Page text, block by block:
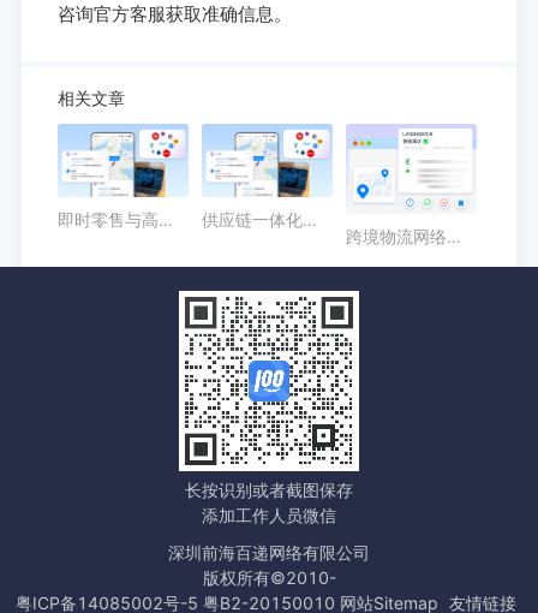
咨询官方客服获取准确信息。
相关文章
即时零售与高时效配送场景中，顺丰物流API的价值在哪里？
供应链一体化背景下，京东快递API接口有哪些业务价值？
跨境物流网络持续扩展，企业为什么需要提前建设API接入能力？
长按识别或者截图保存
添加工作人员微信
深圳前海百递网络有限公司
版权所有©2010-
粤ICP备14085002号-5 粤B2-20150010 网站Sitemap 友情链接